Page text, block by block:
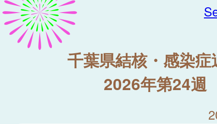
千葉県結核・感染症
2026年第24週